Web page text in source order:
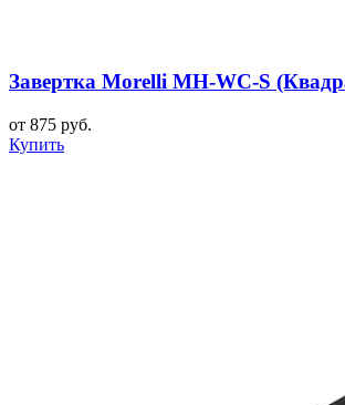
Завертка Morelli MH-WC-S
от 875 руб.
Купить